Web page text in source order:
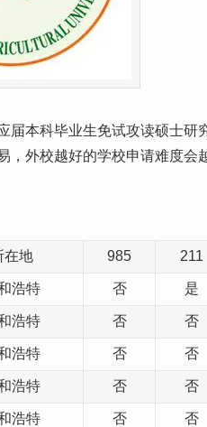
届本科毕业生免试攻读硕士研
外校越好的学校申请难度会
在地 985 211
浩特 否 是
浩特 否 否
浩特 否 否
浩特 否 否
浩特 否 否